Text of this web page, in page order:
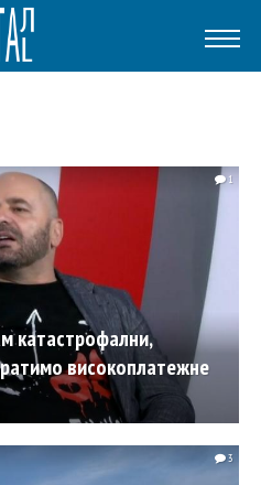
катастрофални,
високоплатежне
1
3